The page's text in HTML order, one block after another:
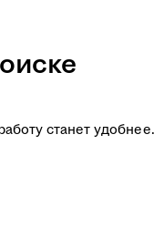
станет удобнее.